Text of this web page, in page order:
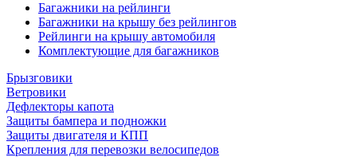
Багажники на рейлинги
Багажники на крышу без рейлингов
Рейлинги на крышу автомобиля
Комплектующие для багажников
Брызговики
Ветровики
Дефлекторы капота
Защиты бампера и подножки
Защиты двигателя и КПП
Крепления для перевозки велосипедов